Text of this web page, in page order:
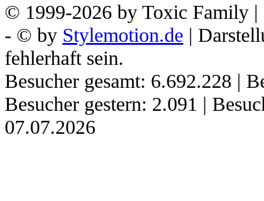
© 1999-2026 by Toxic Family |
- © by Stylemotion.de |
fehlerhaft sein.
Besucher gesamt: 6.692.228 |
Besucher gestern: 2.091 |
07.07.2026